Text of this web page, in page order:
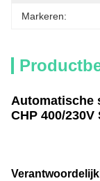
Markeren:
Automatische
CHP 400/